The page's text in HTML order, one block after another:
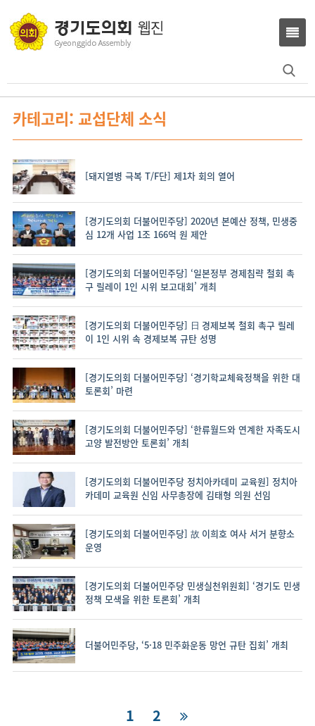
카테고리: 교섭단체 소식
[돼지열병 극복 T/F단] 제1차 회의 열어
[경기도의회 더불어민주당] 2020년 본예산 정책, 민생중
심 12개 사업 1조 166억 원 제안
[경기도의회 더불어민주당] ‘일본정부 경제침략 철회 촉
구 릴레이 1인 시위 보고대회’ 개최
[경기도의회 더불어민주당] 日 경제보복 철회 촉구 릴레
이 1인 시위 속 경제보복 규탄 성명
[경기도의회 더불어민주당] ‘경기학교체육정책을 위한 대
토론회’ 마련
[경기도의회 더불어민주당] ‘한류월드와 연계한 자족도시
고양 발전방안 토론회’ 개최
[경기도의회 더불어민주당 정치아카데미 교육원] 정치아
카데미 교육원 신임 사무총장에 김태형 의원 선임
[경기도의회 더불어민주당] 故 이희호 여사 서거 분향소
운영
[경기도의회 더불어민주당 민생실천위원회] ‘경기도 민생
정책 모색을 위한 토론회’ 개최
더불어민주당, ‘5·18 민주화운동 망언 규탄 집회’ 개최
Page
1 Page
2